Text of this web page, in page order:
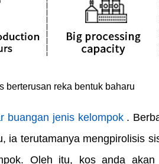
berterusan reka bentuk baharu
buangan jenis kelompok .
ia terutamanya mengpirolisis
Oleh itu, kos anda